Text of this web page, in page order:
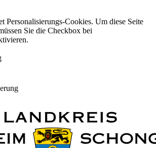
Personalisierungs-Cookies. Um diese Seite
Sie die Checkbox bei